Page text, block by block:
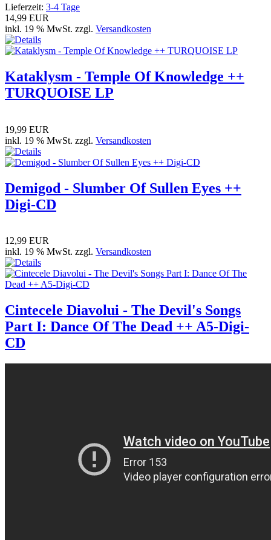
Lieferzeit: 3-4 Tage
14,99 EUR
inkl. 19 % MwSt. zzgl. Versandkosten
Kataklysm - Temple Of Knowledge ++
TURQUOISE LP
19,99 EUR
inkl. 19 % MwSt. zzgl. Versandkosten
Demigod - Slumber Of Sullen Eyes ++
Digi-CD
12,99 EUR
inkl. 19 % MwSt. zzgl. Versandkosten
Cintecele Diavolui - The Devil's Songs
Part I: Dance Of The Dead ++ A5-Digi-
CD